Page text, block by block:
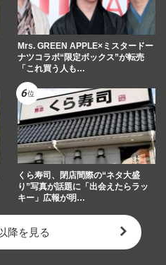
Mrs. GREEN APPLE×ミスタードー
ナツコラボ“限定ボックス”が転売
「これ買う人も…
くら寿司、閉店間際の“ネタ大盛
り”写真が話題に「出会えたらラッ
キー」広報が明…
降を見る